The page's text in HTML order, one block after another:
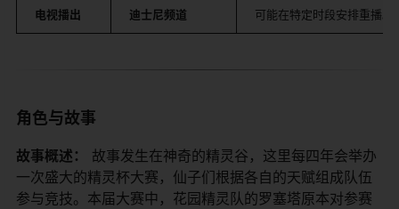
​电视播出​ ​迪士尼频道​ 可能在特定时段安排重播。
角色与故事
​故事概述：​
​ 故事发生在神奇的精灵谷，这里每四年会举办
一次盛大的精灵杯大赛，仙子们根据各自的天赋组成队伍
参与竞技。本届大赛中，花园精灵队的罗塞塔原本对参赛